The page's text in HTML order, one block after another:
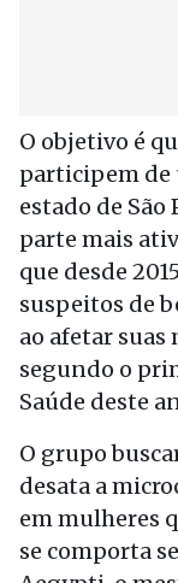
O objetivo é
participem de
estado de
parte mais
que desde
suspeitos de
ao afetar suas
segundo o
Saúde deste
O grupo
desata a
em mulheres
se comporta